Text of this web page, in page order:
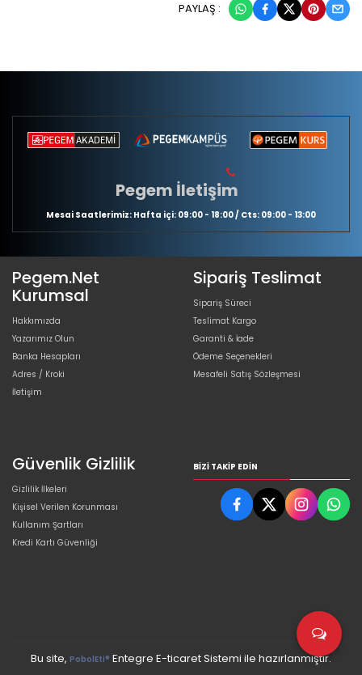
PAYLAŞ :
Pegem İletişim
Mesai Saatlerimiz: Hafta içi: 09:00 - 18:00 / Cts: 09:00 - 13:00
Pegem.Net
Kurumsal
Hakkımızda
Yazarımız Olun
Banka Hesapları
Adres / Kroki
İletişim
Sipariş Teslimat
Sipariş Süreci
Teslimat Kargo
Garanti & İade
Ödeme Seçenekleri
Mesafeli Satış Sözleşmesi
Güvenlik Gizlilik
Gizlilik İlkeleri
Kişisel Verilen Korunması
Kullanım Şartları
Kredi Kartı Güvenliği
BIZI TAKIP EDIN
Bu site, PobolEti® Entegre E-ticaret Sistemi ile hazırlanmıştır.